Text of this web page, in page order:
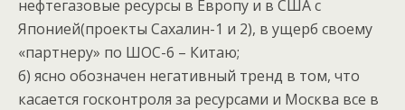
нефтегазовые ресурсы в Европу и в США с
Японией(проекты Сахалин-1 и 2), в ущерб своему
«партнеру» по ШОС-6 – Китаю;
б) ясно обозначен негативный тренд в том, что
касается госконтроля за ресурсами и Москва все в